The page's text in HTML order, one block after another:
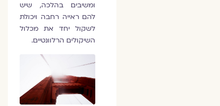
ומשיבים בהלכה, שיש
להם ראייה רחבה ויכולת
לשקול יחד את מכלול
השיקולים הרלוונטיים.